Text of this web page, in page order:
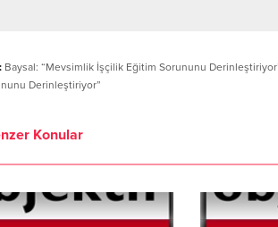
Baysal: “Mevsimlik İşçilik Eğitim Sorununu
Derinleştiriyor”
Konular